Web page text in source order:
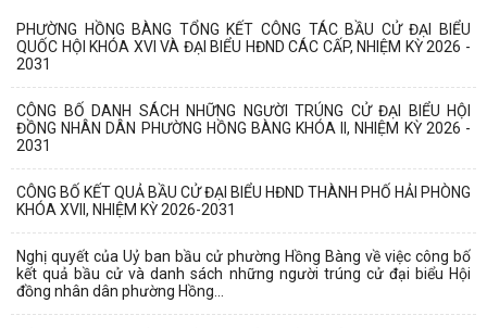
PHƯỜNG HỒNG BÀNG TỔNG KẾT CÔNG TÁC BẦU CỬ ĐẠI BIỂU
QUỐC HỘI KHÓA XVI VÀ ĐẠI BIỂU HĐND CÁC CẤP, NHIỆM KỲ 2026 -
2031
CÔNG BỐ DANH SÁCH NHỮNG NGƯỜI TRÚNG CỬ ĐẠI BIỂU HỘI
ĐỒNG NHÂN DÂN PHƯỜNG HỒNG BÀNG KHÓA II, NHIỆM KỲ 2026 -
2031
CÔNG BỐ KẾT QUẢ BẦU CỬ ĐẠI BIỂU HĐND THÀNH PHỐ HẢI PHÒNG
KHÓA XVII, NHIỆM KỲ 2026-2031
Nghị quyết của Uỷ ban bầu cử phường Hồng Bàng về việc công bố
kết quả bầu cử và danh sách những người trúng cử đại biểu Hội
đồng nhân dân phường Hồng...